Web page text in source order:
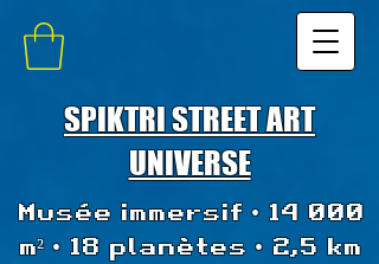
SPIKTRI STREET ART
UNIVERSE
Musée immersif • 14 000
m² • 18 planètes • 2,5 km